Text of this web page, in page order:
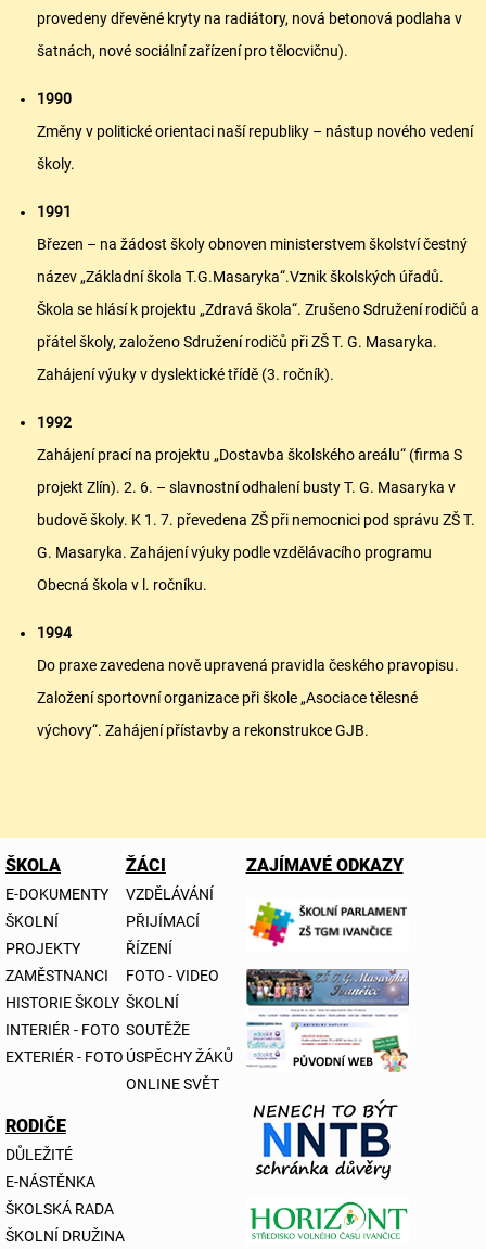
provedeny dřevěné kryty na radiátory, nová betonová podlaha v
šatnách, nové sociální zařízení pro tělocvičnu).
1990
Změny v politické orientaci naší republiky – nástup nového vedení
školy.
1991
Březen – na žádost školy obnoven ministerstvem školství čestný
název „Základní škola T.G.Masaryka“.Vznik školských úřadů.
Škola se hlásí k projektu „Zdravá škola“. Zrušeno Sdružení rodičů a
přátel školy, založeno Sdružení rodičů při ZŠ T. G. Masaryka.
Zahájení výuky v dyslektické třídě (3. ročník).
1992
Zahájení prací na projektu „Dostavba školského areálu“ (firma S
projekt Zlín). 2. 6. – slavnostní odhalení busty T. G. Masaryka v
budově školy. K 1. 7. převedena ZŠ při nemocnici pod správu ZŠ T.
G. Masaryka. Zahájení výuky podle vzdělávacího programu
Obecná škola v l. ročníku.
1994
Do praxe zavedena nově upravená pravidla českého pravopisu.
Založení sportovní organizace při škole „Asociace tělesné
výchovy“. Zahájení přístavby a rekonstrukce GJB.
ŠKOLA
E-DOKUMENTY
ŠKOLNÍ
PROJEKTY
ZAMĚSTNANCI
HISTORIE ŠKOLY
INTERIÉR - FOTO
EXTERIÉR - FOTO
ŽÁCI
VZDĚLÁVÁNÍ
PŘIJÍMACÍ
ŘÍZENÍ
FOTO - VIDEO
ŠKOLNÍ
SOUTĚŽE
ÚSPĚCHY ŽÁKŮ
ONLINE SVĚT
RODIČE
DŮLEŽITÉ
E-NÁSTĚNKA
ŠKOLSKÁ RADA
ŠKOLNÍ DRUŽINA
ZAJÍMAVÉ ODKAZY